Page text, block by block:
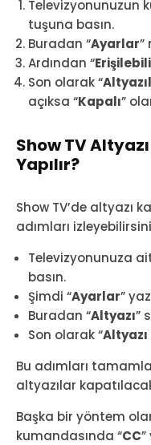
Televizyonunuzun
tuşuna basın.
Buradan “Ayarlar”
Ardından “
Son olarak “
açıksa “Kapalı”
Show TV
Yapılır?
Show TV’de altyazı
adımları
Televizyonunuza
basın.
Şimdi “Ayarlar”
Buradan “Altyazı”
Son olarak “Altyazı
Bu adımları
altyazılar
Başka bir yöntem
kumandasında “CC”